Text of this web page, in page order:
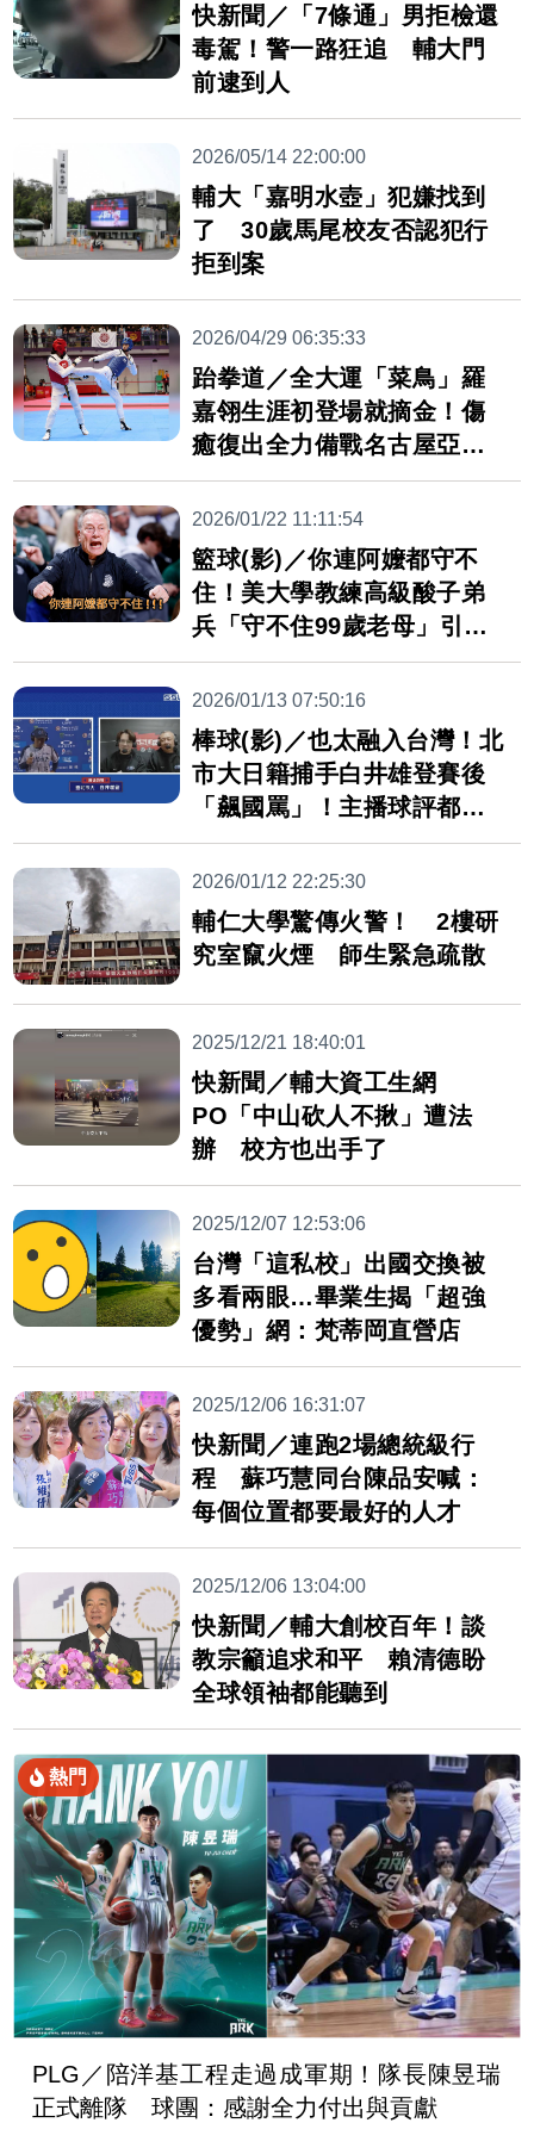
快新聞／「7條通」男拒檢還
毒駕！警一路狂追 輔大門
前逮到人
2026/05/14 22:00:00
輔大「嘉明水壺」犯嫌找到
了 30歲馬尾校友否認犯行
拒到案
2026/04/29 06:35:33
跆拳道／全大運「菜鳥」羅
嘉翎生涯初登場就摘金！傷
癒復出全力備戰名古屋亞運
決選
2026/01/22 11:11:54
籃球(影)／你連阿嬤都守不
住！美大學教練高級酸子弟
兵「守不住99歲老母」引熱
議
2026/01/13 07:50:16
棒球(影)／也太融入台灣！北
市大日籍捕手白井雄登賽後
「飆國罵」！主播球評都笑
歪
2026/01/12 22:25:30
輔仁大學驚傳火警！ 2樓研
究室竄火煙 師生緊急疏散
2025/12/21 18:40:01
快新聞／輔大資工生網
PO「中山砍人不揪」遭法
辦 校方也出手了
2025/12/07 12:53:06
台灣「這私校」出國交換被
多看兩眼…畢業生揭「超強
優勢」網：梵蒂岡直營店
2025/12/06 16:31:07
快新聞／連跑2場總統級行
程 蘇巧慧同台陳品安喊：
每個位置都要最好的人才
2025/12/06 13:04:00
快新聞／輔大創校百年！談
教宗籲追求和平 賴清德盼
全球領袖都能聽到
熱門
PLG／陪洋基工程走過成軍期！隊長陳昱瑞
正式離隊 球團：感謝全力付出與貢獻